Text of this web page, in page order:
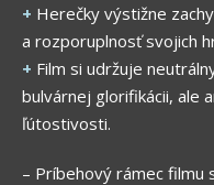
+ Herečky výstižne
a rozporuplnosť svojich
+ Film si udržuje
bulvárnej glorifikácii, ale
ľútostivosti.
– Príbehový rámec filmu